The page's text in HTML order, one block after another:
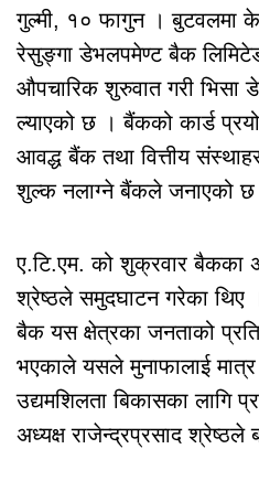
गुल्मी, १० फागुन । बुटवलमा
रेसुङ्गा डेभलपमेण्ट बैक
औपचारिक शुरुवात गरी भिसा
ल्याएको छ । बैंकको कार्ड
आवद्ध बैंक तथा वित्तीय
शुल्क नलाग्ने बैंकले जनाएको छ
ए.टि.एम. को शुक्रवार बैकका
श्रेष्ठले समुदघाटन गरेका
बैक यस क्षेत्रका जनताको
भएकाले यसले मुनाफालाई
उद्यमशिलता बिकासका लागि
अध्यक्ष राजेन्द्रप्रसाद श्रेष्ठले